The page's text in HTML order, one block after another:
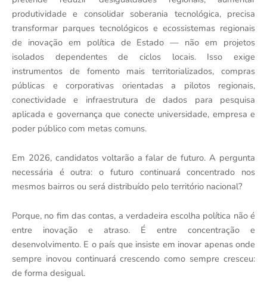
produtividade e consolidar soberania tecnológica, precisa
transformar parques tecnológicos e ecossistemas regionais
de inovação em política de Estado — não em projetos
isolados dependentes de ciclos locais. Isso exige
instrumentos de fomento mais territorializados, compras
públicas e corporativas orientadas a pilotos regionais,
conectividade e infraestrutura de dados para pesquisa
aplicada e governança que conecte universidade, empresa e
poder público com metas comuns.
Em 2026, candidatos voltarão a falar de futuro. A pergunta
necessária é outra: o futuro continuará concentrado nos
mesmos bairros ou será distribuído pelo território nacional?
Porque, no fim das contas, a verdadeira escolha política não é
entre inovação e atraso. É entre concentração e
desenvolvimento. E o país que insiste em inovar apenas onde
sempre inovou continuará crescendo como sempre cresceu:
de forma desigual.